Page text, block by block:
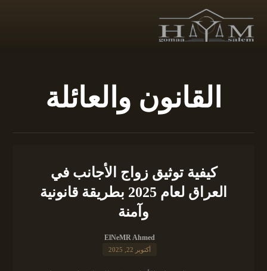
القانون والعائلة
كيفية توثيق زواج الأجانب في
العراق لعام 2025 بطريقة قانونية
وآمنة
ElNeMR Ahmed
أكتوبر 22, 2025